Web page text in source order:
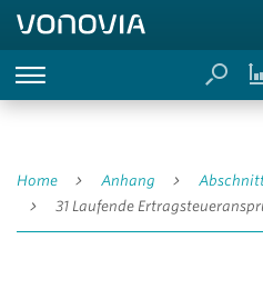
Home Anhang
31 Laufende